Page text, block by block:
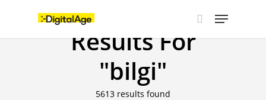
Menu
Results For
"bilgi"
5613 results found